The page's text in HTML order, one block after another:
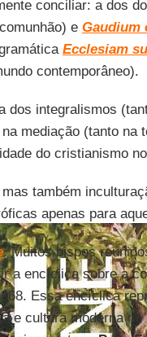
conciliar: a dos
e Gaudium
Ecclesiam
contemporâneo).
dos integralismos
mediação (tanto na
do cristianismo
também
apenas para
. Muitos bispos
a encíclica sobre a
Essa encíclica
e cultura moderna